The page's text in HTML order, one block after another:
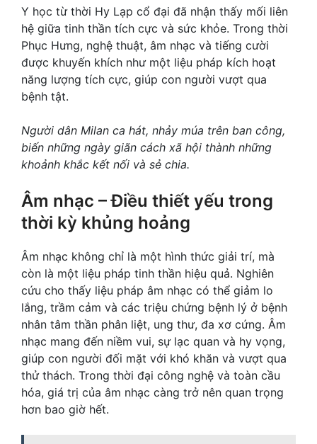
Y học từ thời Hy Lạp cổ đại đã nhận thấy mối liên
hệ giữa tinh thần tích cực và sức khỏe. Trong thời
Phục Hưng, nghệ thuật, âm nhạc và tiếng cười
được khuyến khích như một liệu pháp kích hoạt
năng lượng tích cực, giúp con người vượt qua
bệnh tật.
Người dân Milan ca hát, nhảy múa trên ban công,
biến những ngày giãn cách xã hội thành những
khoảnh khắc kết nối và sẻ chia.
Âm nhạc – Điều thiết yếu trong
thời kỳ khủng hoảng
Âm nhạc không chỉ là một hình thức giải trí, mà
còn là một liệu pháp tinh thần hiệu quả. Nghiên
cứu cho thấy liệu pháp âm nhạc có thể giảm lo
lắng, trầm cảm và các triệu chứng bệnh lý ở bệnh
nhân tâm thần phân liệt, ung thư, đa xơ cứng. Âm
nhạc mang đến niềm vui, sự lạc quan và hy vọng,
giúp con người đối mặt với khó khăn và vượt qua
thử thách. Trong thời đại công nghệ và toàn cầu
hóa, giá trị của âm nhạc càng trở nên quan trọng
hơn bao giờ hết.